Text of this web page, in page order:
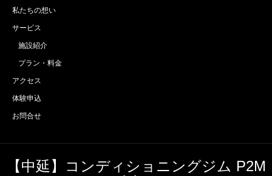
私たちの想い
サービス
施設紹介
プラン・料金
アクセス
体験申込
お問合せ
【中延】コンディショニングジム P2M